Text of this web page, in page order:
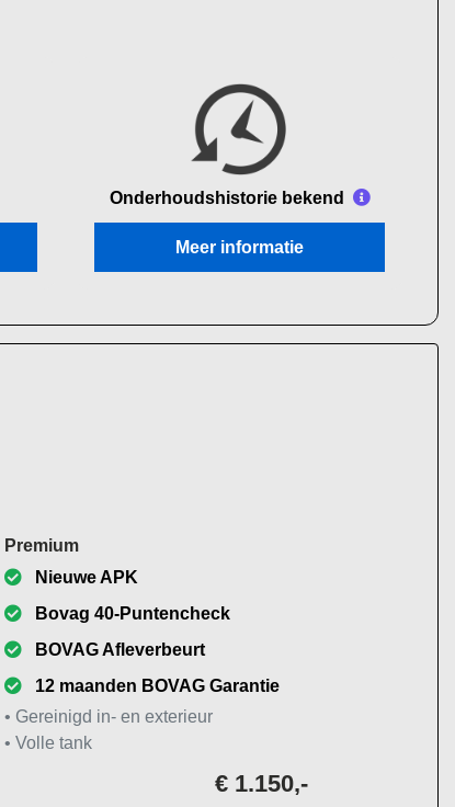
Onderhoudshistorie bekend
Meer informatie
Premium
Nieuwe APK
Bovag 40-Puntencheck
BOVAG Afleverbeurt
12 maanden BOVAG Garantie
• Gereinigd in- en exterieur
• Volle tank
€ 1.150,-